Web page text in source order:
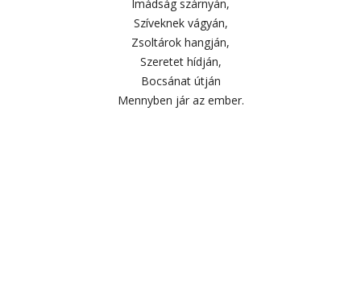
Imádság szárnyán,
Szíveknek vágyán,
Zsoltárok hangján,
Szeretet hídján,
Bocsánat útján
Mennyben jár az ember.